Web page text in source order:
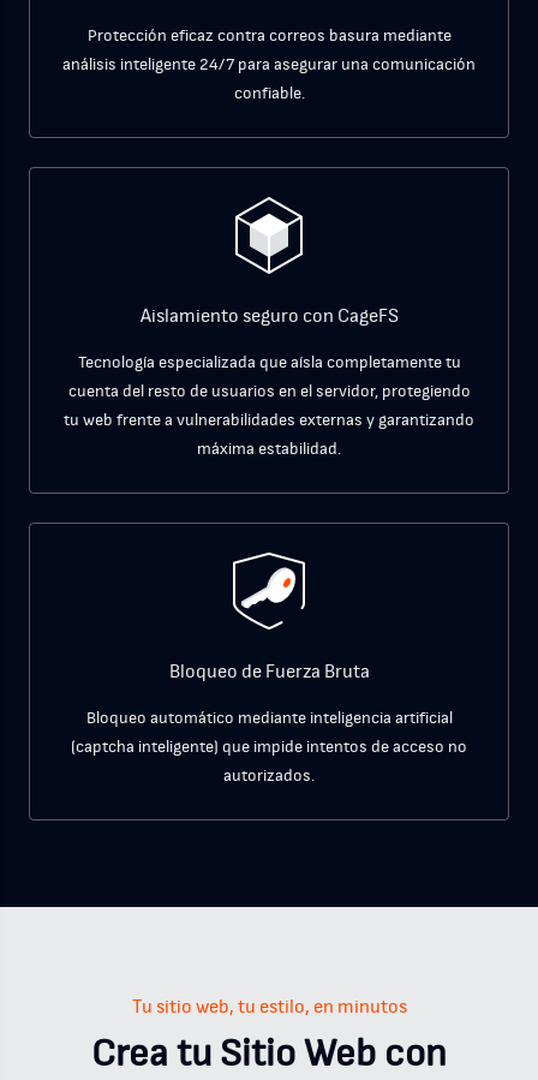
Protección eficaz contra correos basura mediante
análisis inteligente 24/7 para asegurar una comunicación
confiable.
Aislamiento seguro con CageFS
Tecnología especializada que aísla completamente tu
cuenta del resto de usuarios en el servidor, protegiendo
tu web frente a vulnerabilidades externas y garantizando
máxima estabilidad.
Bloqueo de Fuerza Bruta
Bloqueo automático mediante inteligencia artificial
(captcha inteligente) que impide intentos de acceso no
autorizados.
Tu sitio web, tu estilo, en minutos
Crea tu Sitio Web con